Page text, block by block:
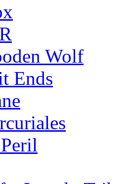
Wolf
Ends